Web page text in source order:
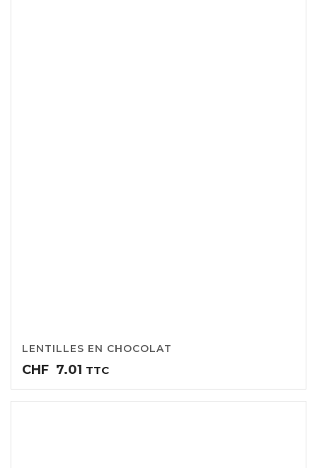
LENTILLES EN CHOCOLAT
CHF 7.01 TTC